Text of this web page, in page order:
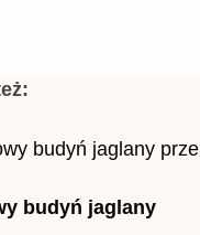
budyń jaglany